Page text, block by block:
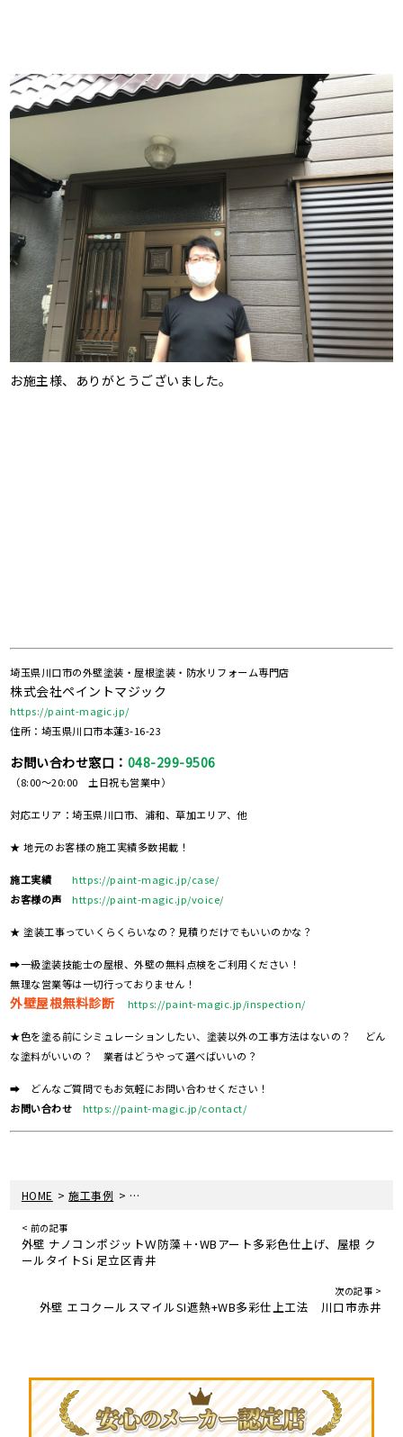
お施主様、ありがとうございました。
埼玉県川口市の外壁塗装・屋根塗装・防水リフォーム専門店
株式会社ペイントマジック
https://paint-magic.jp/
住所：埼玉県川口市本蓮3-16-23
お問い合わせ窓口： 048-299-9506
（8:00～20:00 土日祝も営業中）
対応エリア：埼玉県川口市、浦和、草加エリア、他
★ 地元のお客様の施工実績多数掲載！
施工実績
https://paint-magic.jp/case/
お客様の声
https://paint-magic.jp/voice/
★ 塗装工事っていくらくらいなの？見積りだけでもいいのかな？
➡一級塗装技能士の屋根、外壁の無料点検をご利用ください！
無理な営業等は一切行っておりません！
外壁屋根無料診断 https://paint-magic.jp/inspection/
★色を塗る前にシミュレーションしたい、塗装以外の工事方法はないの？ どん
な塗料がいいの？ 業者はどうやって選べばいいの？
➡ どんなご質問でもお気軽にお問い合わせください！
お問い合わせ
https://paint-magic.jp/contact/
HOME >施工事例 > 外壁 水性セラミシリコン 屋根 クールタイトSi 川
< 前の記事
外壁 ナノコンポジットＷ防藻＋･WBアート多彩色仕上げ、屋根 ク
ールタイトSi 足立区青井
次の記事 >
外壁 エコクールスマイルSI遮熱+WB多彩仕上工法 川口市赤井